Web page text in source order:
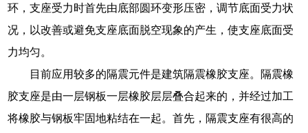
环，支座受力时首先由底部圆环变形压密，调节底面受力状
况，以改善或避免支座底面脱空现象的产生，使支座底面受
力均匀。
目前应用较多的隔震元件是建筑隔震橡胶支座。隔震橡
胶支座是由一层钢板一层橡胶层层叠合起来的，并经过加工
将橡胶与钢板牢固地粘结在一起。首先，隔震支座有很高的